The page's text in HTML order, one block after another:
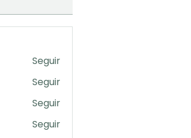
Seguir
Seguir
Seguir
Seguir